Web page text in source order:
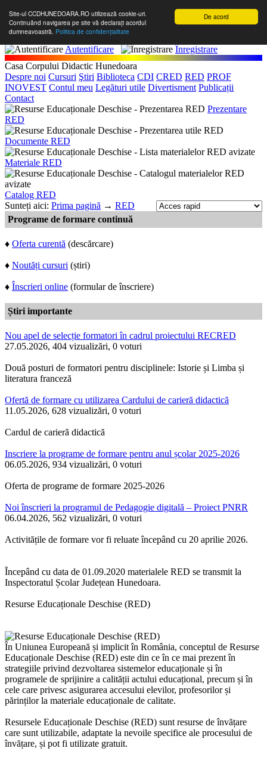
De acord
Site-ul CCDHUNEDOARA.RO utilizează cookie-uri.
Continuând navigarea pe site vă declarați acordul
dumneavoastră. Politica de confidențialitate
Autentificare
Înregistrare
Casa Corpului Didactic Hunedoara
Despre noi Cursuri Ştiri Biblioteca CDI CRED RED PROF
INOVEST Contul meu Legături utile Divertisment Publicații
Contact
Prezentare
RED
Documente RED
Materiale RED
Catalog RED
Sunteți aici: Prima pagină → RED
Programe de formare continuă
♦ Oferta curentă (descărcare)
♦ Noutăți cursuri (știri)
♦ Înscrieri online (formular de înscriere)
Știri importante
Nou apel de selecție formatori în cadrul proiectului RECRED
27.05.2026, 404 vizualizări, 0 voturi
Două posturi de formatori pentru disciplinele: Istorie și Limba și
literatura franceză
Ofertă de formare cu utilizarea Cardului de carieră didactică
11.05.2026, 628 vizualizări, 0 voturi
Cardul de carieră didactică
Inscriere la programe de formare pentru anul școlar 2025-2026
06.05.2026, 934 vizualizări, 0 voturi
Oferta de programe de formare 2025-2026
Noi înscrieri la programul de Pedagogie digitală – Proiect PNRR
06.04.2026, 562 vizualizări, 0 voturi
Activitățile de formare vor fi reluate începând cu 20 aprilie 2026.
Ĩncepând cu data de 01.09.2020 materialele RED se transmit la
Inspectoratul Școlar Județean Hunedoara.
Resurse Educaționale Deschise (RED)
În Uniunea Europeană și implicit în România, conceptul de Resurse
Educaționale Deschise (RED) este din ce în ce mai prezent în
strategiile privind dezvoltarea sistemelor educaționale și în
programele de sprijinire a calității actului educațional, precum și în
cele care privesc asigurarea accesului elevilor, profesorilor și
părinților la materiale educaționale de calitate.
Resursele Educaționale Deschise (RED) sunt resurse de învățare
care sunt utilizabile, adaptate la nevoile specifice ale procesului de
învățare, și pot fi utilizate gratuit.